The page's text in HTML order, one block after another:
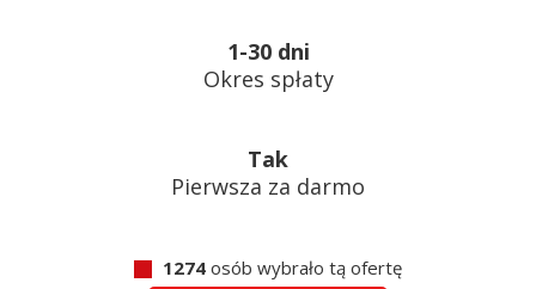
1-30 dni
Okres spłaty
Tak
Pierwsza za darmo
1274 osób wybrało tą ofertę